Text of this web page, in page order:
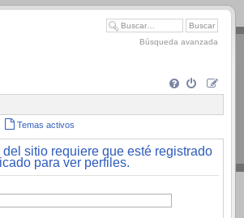
Búsqueda avanzada
Temas activos
sitio requiere que esté registrado
para ver perfiles.